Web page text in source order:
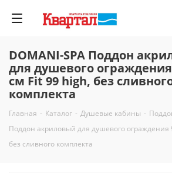
DOMANI-SPA Поддон
для душевого
см Fit 99 high, без
комплекта
Главная - Каталог - Душевые кабины -
Поддон акриловый для душевого ограждения
без сливного комплекта